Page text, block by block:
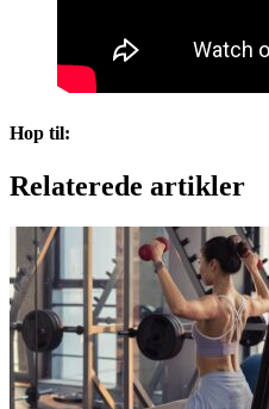
Hop til:
Relaterede artikler